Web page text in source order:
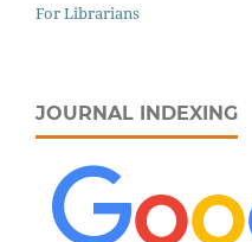
For Librarians
JOURNAL INDEXING